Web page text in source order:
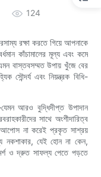
124
রক্ষা করতে গিয়ে আপনাকে
কাঁচামালের মূল্য এবং কমে
বাস্তবসম্মত উপায় খুঁজে বের
সৌন্দর্য এবং নিয়ন্ত্রক বিধি-
আরও বুদ্ধিদীপ্ত উপাদান
সাথে অংশীদারিত্ব
আপোস না করেই প্রকৃত সাশ্রয়
নকশাকার, যেই হোন না কেন,
ও দ্রুত সাফল্য পেতে পড়তে